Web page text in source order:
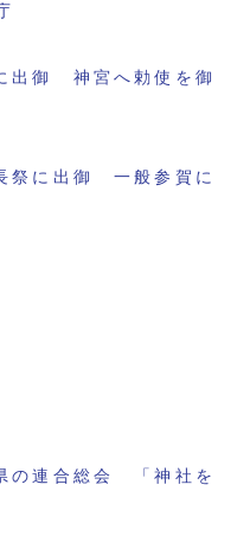
出御 神宮へ勅使を御
祭に出御 一般参賀に
の連合総会 「神社を